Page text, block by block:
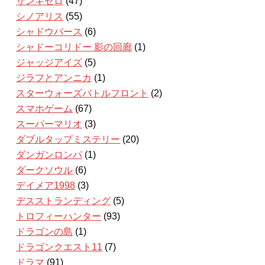
シノアリス (55)
シャドウバース (6)
シャドーコリドー 影の回廊 (1)
ジャッジアイズ (5)
ジラフとアンニカ (1)
スターウォーズバトルフロント (2)
スマホゲーム (67)
スーパーマリオ (3)
ダブルタップミステリー (20)
ダンガンロンパ (1)
ダークソウル (6)
デイメア1998 (3)
デスストランディング (5)
トロフィーハンター (93)
ドラゴンの島 (1)
ドラゴンクエスト11 (7)
ドラマ (91)